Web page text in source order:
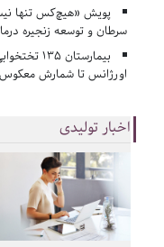
پویش «هیچ‌کس تنها
سرطان و توسعه زنجیره
بیمارستان
اورژانس تا شمارش معکوس
اخبار تولیدی